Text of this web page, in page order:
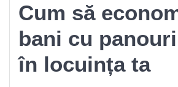
Cum să
bani cu
în locuința ta